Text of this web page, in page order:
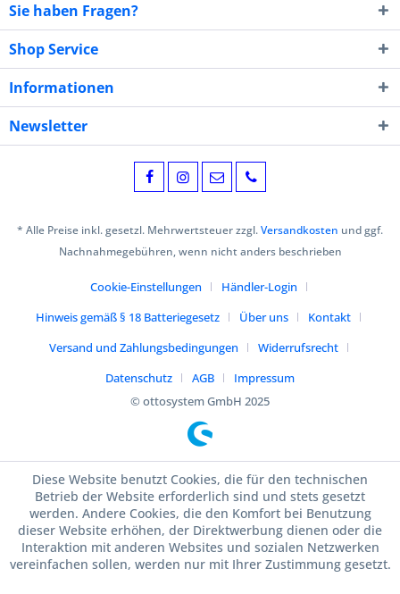
Sie haben Fragen?
Shop Service
Informationen
Newsletter
* Alle Preise inkl. gesetzl. Mehrwertsteuer zzgl.Versandkosten und ggf.
Nachnahmegebühren, wenn nicht anders beschrieben
Cookie-Einstellungen
Händler-Login
Hinweis gemäß § 18 Batteriegesetz
Über uns
Kontakt
Versand und Zahlungsbedingungen
Widerrufsrecht
Datenschutz
AGB
Impressum
© ottosystem GmbH 2025
Diese Website benutzt Cookies, die für den technischen
Betrieb der Website erforderlich sind und stets gesetzt
werden. Andere Cookies, die den Komfort bei Benutzung
dieser Website erhöhen, der Direktwerbung dienen oder die
Interaktion mit anderen Websites und sozialen Netzwerken
vereinfachen sollen, werden nur mit Ihrer Zustimmung gesetzt.